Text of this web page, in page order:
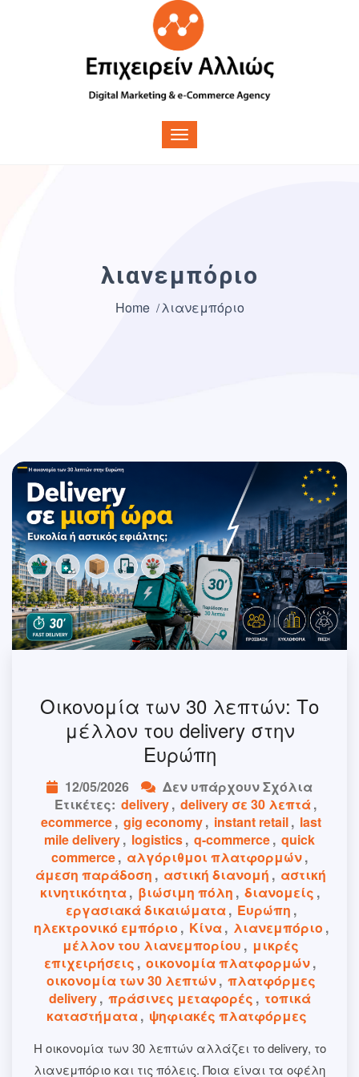
λιανεμπόριο
Home λιανεμπόριο
Οικονομία των 30 λεπτών: Το
μέλλον του delivery στην
Ευρώπη
12/05/2026
Δεν υπάρχουν Σχόλια
Ετικέτες: delivery, delivery σε 30 λεπτά,
ecommerce, gig economy, instant retail, last
mile delivery, logistics, q-commerce, quick
commerce, αλγόριθμοι πλατφορμών,
άμεση παράδοση , αστική διανομή , αστική
κινητικότητα, βιώσιμη πόλη , διανομείς ,
εργασιακά δικαιώματα, Ευρώπη ,
ηλεκτρονικό εμπόριο , Κίνα, λιανεμπόριο ,
μέλλον του λιανεμπορίου , μικρές
επιχειρήσεις , οικονομία πλατφορμών,
οικονομία των 30 λεπτών, πλατφόρμες
delivery, πράσινες μεταφορές , τοπικά
καταστήματα, ψηφιακές πλατφόρμες
Η οικονομία των 30 λεπτών αλλάζει το delivery, το
λιανεμπόριο και τις πόλεις. Ποια είναι τα οφέλη